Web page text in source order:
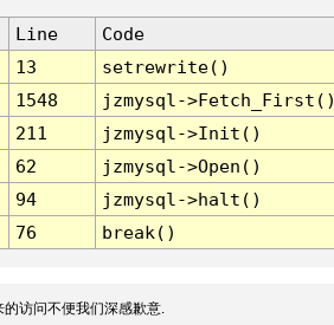
Line
Code
13
setrewrite()
1548
jzmysql-
211
jzmysql->Init()
62
jzmysql->Open()
94
jzmysql->halt()
76 break()
访问不便我们深感歉意.